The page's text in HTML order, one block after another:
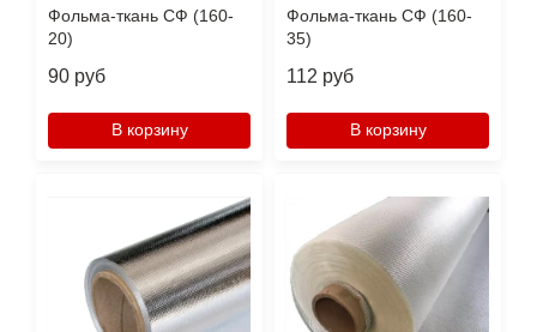
Фольма-ткань СФ (160-
20)
90 руб
В корзину
Фольма-ткань СФ (160-
35)
112 руб
В корзину